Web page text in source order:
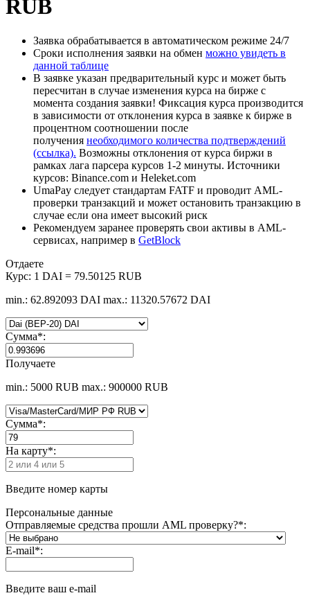
RUB
Заявка обрабатывается в автоматическом режиме 24/7
Сроки исполнения заявки на обмен можно увидеть в
данной таблице
В заявке указан предварительный курс и может быть
пересчитан в случае изменения курса на бирже с
момента создания заявки! Фиксация курса производится
в зависимости от отклонения курса в заявке к бирже в
процентном соотношении после
получения необходимого количества подтверждений
(ссылка). Возможны отклонения от курса биржи в
рамках лага парсера курсов 1-2 минуты. Источники
курсов: Binance.com и Heleket.com
UmaPay следует стандартам FATF и проводит AML-
проверки транзакций и может остановить транзакцию в
случае если она имеет высокий риск
Рекомендуем заранее проверять свои активы в AML-
сервисах, например в GetBlock
Отдаете
Курс: 1 DAI = 79.50125 RUB
min.: 62.892093 DAI max.: 11320.57672 DAI
Сумма*:
Получаете
min.: 5000 RUB max.: 900000 RUB
Сумма*:
На карту*:
Введите номер карты
Персональные данные
Отправляемые средства прошли AML проверку?*:
E-mail*:
Введите ваш e-mail